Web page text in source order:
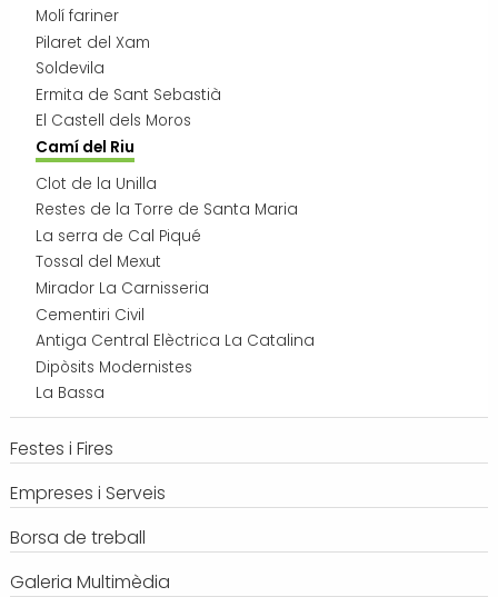
Transport i mobilitat
Molí fariner
Pilaret del Xam
Soldevila
Ermita de Sant Sebastià
El Castell dels Moros
Camí del Riu
Clot de la Unilla
Restes de la Torre de Santa Maria
La serra de Cal Piqué
Tossal del Mexut
Mirador La Carnisseria
Cementiri Civil
Antiga Central Elèctrica La Catalina
Dipòsits Modernistes
La Bassa
Festes i Fires
Empreses i Serveis
Borsa de treball
Galeria Multimèdia